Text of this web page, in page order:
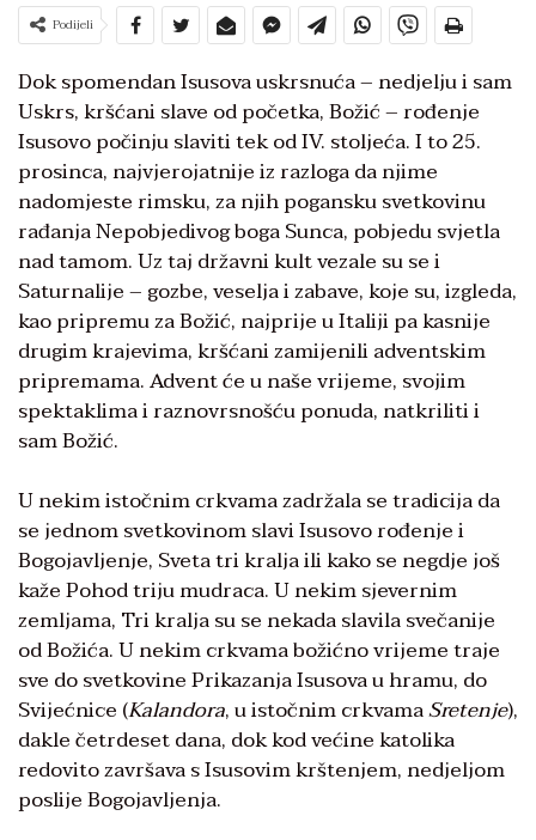
Podijeli
Dok spomendan Isusova uskrsnuća – nedjelju i sam
Uskrs, kršćani slave od početka, Božić – rođenje
Isusovo počinju slaviti tek od IV. stoljeća. I to 25.
prosinca, najvjerojatnije iz razloga da njime
nadomjeste rimsku, za njih pogansku svetkovinu
rađanja Nepobjedivog boga Sunca, pobjedu svjetla
nad tamom. Uz taj državni kult vezale su se i
Saturnalije – gozbe, veselja i zabave, koje su, izgleda,
kao pripremu za Božić, najprije u Italiji pa kasnije
drugim krajevima, kršćani zamijenili adventskim
pripremama. Advent će u naše vrijeme, svojim
spektaklima i raznovrsnošću ponuda, natkriliti i
sam Božić.
U nekim istočnim crkvama zadržala se tradicija da
se jednom svetkovinom slavi Isusovo rođenje i
Bogojavljenje, Sveta tri kralja ili kako se negdje još
kaže Pohod triju mudraca. U nekim sjevernim
zemljama, Tri kralja su se nekada slavila svečanije
od Božića. U nekim crkvama božićno vrijeme traje
sve do svetkovine Prikazanja Isusova u hramu, do
Svijećnice (Kalandora, u istočnim crkvamaSretenje),
dakle četrdeset dana, dok kod većine katolika
redovito završava s Isusovim krštenjem, nedjeljom
poslije Bogojavljenja.